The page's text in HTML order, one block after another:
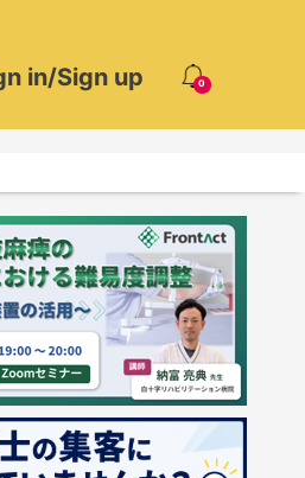
0
in/Sign up